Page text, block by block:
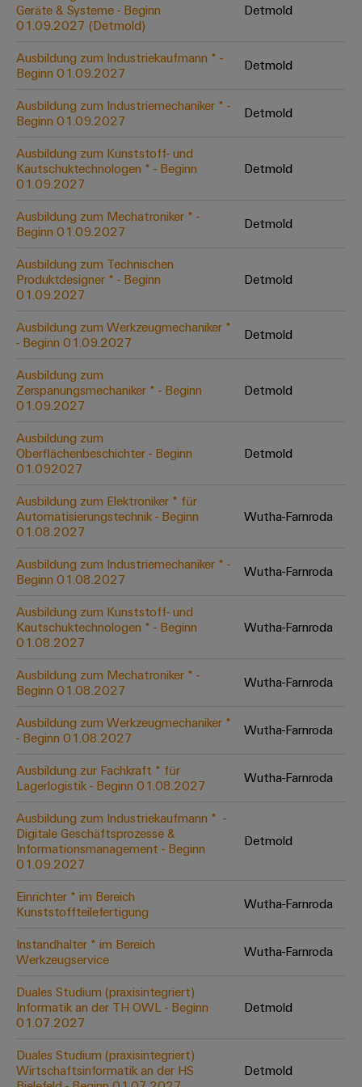
Verbindungslösungen
für
Konventionelle
Zukunftssicherheit
für
Energieerzeugung
Maschinenbau
für
verschiedene
der
Maschinen
und
Öl
&
Gas
Sicherer
mit
vernetzten
Lösungen
die
Prozessindustrie
Mehr
Ressourceneffizienz
Sonnenenergie
Schaltschrankbau
für
die
im
Schaltschrankbau
Schienenfahrzeuge
Moderne
digitale
Lösungen
für
klimafreundliche
im
Bahnverkehr
Schiffbau
Umfassende
für
die
maritime
Wasseraufbereitung
Systeme
und
Lösungen
Automatisierung
Energiemanagement-
Lösungen
&
Software
Industrial
Analytics
Automation
Industrial
IoT
Industrial
Industrial
Service
Platform
easyConnect
EZA-
Regler
Gerätehersteller
Leiterplattensteckverbinder
Leiterplattenklemmen
Connector
Services
Equipment
(OEM)
Elektronikgehäuse
Blitz-
und
Überspannungsschutz
Generatoranschlusskasten
Feldbusverteiler
&
Software
Steuerungen
Systeme
Industrial
Ethernet
Touch-
Engineering-
Visualisierungstools
Energiemessung
und
Smart
Metering
Weidmüller
Industrial
AI
Remote
Access
&
Cloud-
Services
Industrial
Service
Platform
easyConnect
Werkstatt
Zubehör
Technischer
Support
Umweltbezogene
Produktkonformität
Engineering
Technische
Produktkataloge
Reparatur
Ersatzteile
Trainings
und
Webinare
PSIRT
Digitale
Bestellmöglichkeiten
OCI-
EDI-
Schnittstelle
ALLE
Fachpressemeldungen
Pressekontakt
Unsere
Partner
IIoT
Automation
Netzwerk
IIoT
and
Automation
Solution
Partner
finden
Solution
Partner
Systemintegratoren
Messen
&
Events
Globale
Messen
&
Offene
Ausbildungs-
und
Veranstaltungen
Aktuelle
Termine
für
Schulklassen
Chancen in der
Unser
Thüringen
Geräte & Systeme - Beginn
01.09.2027 (Detmold)
Detmold
Ausbildung zum Industriekaufmann * -
Beginn 01.09.2027
Detmold
Ausbildung zum Industriemechaniker * -
Beginn 01.09.2027
Detmold
Ausbildung zum Kunststoff- und
Kautschuktechnologen * - Beginn
01.09.2027
Detmold
Ausbildung zum Mechatroniker * -
Beginn 01.09.2027
Detmold
Ausbildung zum Technischen
Produktdesigner * - Beginn
01.09.2027
Detmold
Ausbildung zum Werkzeugmechaniker *
- Beginn 01.09.2027
Detmold
Ausbildung zum
Zerspanungsmechaniker * - Beginn
01.09.2027
Detmold
Ausbildung zum
Oberflächenbeschichter - Beginn
01.092027
Detmold
Ausbildung zum Elektroniker * für
Automatisierungstechnik - Beginn
01.08.2027
Wutha-Farnroda
Ausbildung zum Industriemechaniker * -
Beginn 01.08.2027
Wutha-Farnroda
Ausbildung zum Kunststoff- und
Kautschuktechnologen * - Beginn
01.08.2027
Wutha-Farnroda
Ausbildung zum Mechatroniker * -
Beginn 01.08.2027
Wutha-Farnroda
Ausbildung zum Werkzeugmechaniker *
- Beginn 01.08.2027
Wutha-Farnroda
Ausbildung zur Fachkraft * für
Lagerlogistik - Beginn 01.08.2027
Wutha-Farnroda
Ausbildung zum Industriekaufmann * ​ -
Digitale Geschäftsprozesse &
Informationsmanagement - Beginn
01.09.2027
Detmold
Einrichter * im Bereich
Kunststoffteilefertigung
Wutha-Farnroda
Instandhalter * im Bereich
Werkzeugservice
Wutha-Farnroda
Duales Studium (praxisintegriert)
Informatik an der TH OWL - Beginn
01.07.2027
Detmold
Duales Studium (praxisintegriert)
Wirtschaftsinformatik an der HS
Detmold